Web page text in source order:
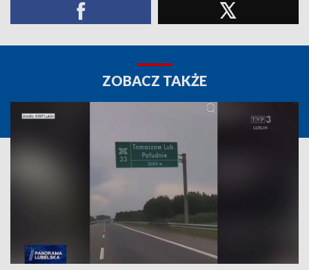
ZOBACZ TAKŻE